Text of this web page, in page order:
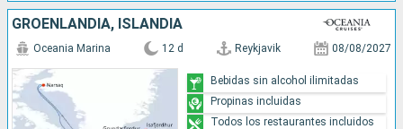
GROENLANDIA, ISLANDIA
Oceania Marina 12 d Reykjavik 08/08/2027
Bebidas sin alcohol ilimitadas
Propinas incluidas
Todos los restaurantes incluidos